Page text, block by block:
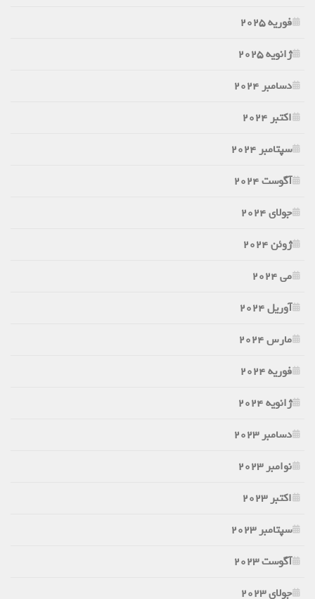
فوریه 2025
ژانویه 2025
دسامبر 2024
اکتبر 2024
سپتامبر 2024
آگوست 2024
جولای 2024
ژوئن 2024
می 2024
آوریل 2024
مارس 2024
فوریه 2024
ژانویه 2024
دسامبر 2023
نوامبر 2023
اکتبر 2023
سپتامبر 2023
آگوست 2023
جولای 2023